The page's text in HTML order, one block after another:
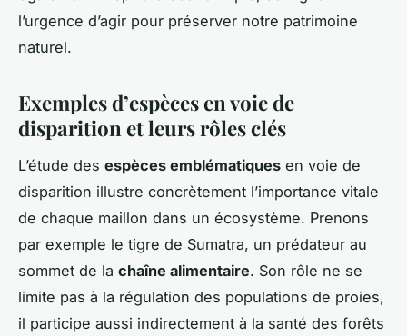
l’urgence d’agir pour préserver notre patrimoine
naturel.
Exemples d’espèces en voie de
disparition et leurs rôles clés
L’étude des espèces emblématiques en voie de
disparition illustre concrètement l’importance vitale
de chaque maillon dans un écosystème. Prenons
par exemple le tigre de Sumatra, un prédateur au
sommet de la chaîne alimentaire. Son rôle ne se
limite pas à la régulation des populations de proies,
il participe aussi indirectement à la santé des forêts